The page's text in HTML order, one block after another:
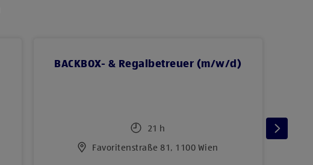
BACKBOX- & Regalbetreuer (m/w/d)
21 h
Favoritenstraße 81, 1100 Wien